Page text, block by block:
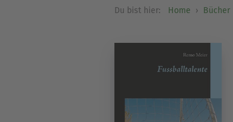
Du bist hier: Home Bücher